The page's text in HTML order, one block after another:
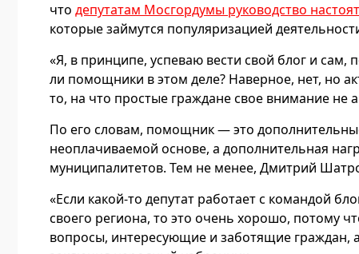
что депутатам Мосгордумы руководство
которые займутся популяризацией
«Я, в принципе, успеваю вести свой блог и
ли помощники в этом деле? Наверное, нет, но
то, на что простые граждане свое внимание
По его словам, помощник — это
неоплачиваемой основе, а дополнительная
муниципалитетов. Тем не менее, Дмитрий
«Если какой-то депутат работает с командой
своего региона, то это очень хорошо,
вопросы, интересующие и заботящие граждан,